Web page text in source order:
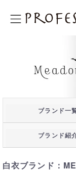
プロフェッサ
ブランド一
ブランド紹
白衣ブランド：